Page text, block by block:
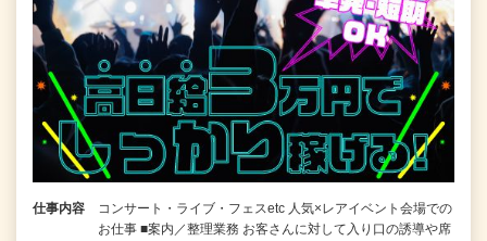
仕事内容
コンサート・ライブ・フェスetc 人気×レアイベント会場での
お仕事 ■案内／整理業務 お客さんに対して入り口の誘導や席